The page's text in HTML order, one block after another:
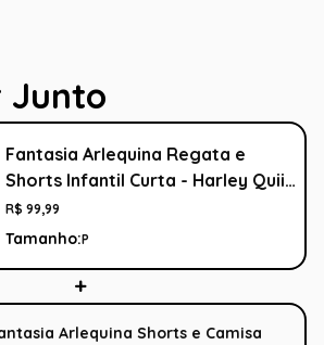
Junto
Fantasia Arlequina Regata e
Shorts Infantil Curta - Harley Quiin
- Esquadrão Suicida
R$ 99,99
Tamanho:P
Arlequina Shorts e Camisa